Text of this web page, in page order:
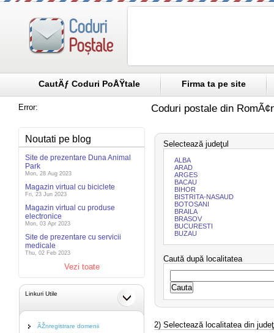
CautÄƒ Coduri PoÅŸtale Firma ta pe site
Error:
Noutati pe blog
Site de prezentare Duna Animal
Park
Mon, 28 Aug 2023
Magazin virtual cu biciclete
Fri, 23 Jun 2023
Magazin virtual cu produse
electronice
Mon, 03 Apr 2023
Site de prezentare cu servicii
medicale
Thu, 02 Feb 2023
Vezi toate
Linkuri Utile
ÃŽnregistrare domenii
Coduri postale din
Selectează judeţul
ALBA
ARAD
ARGES
BACAU
BIHOR
BISTRITA-NASAUD
BOTOSANI
BRAILA
BRASOV
BUCURESTI
BUZAU
Caută după localitatea
2) Selectează localitatea din